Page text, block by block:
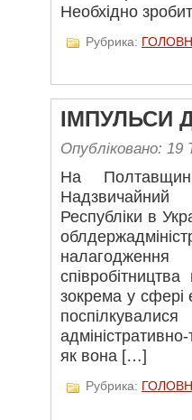
Необхідно
Рубрика:
ІМПУЛЬСИ
Опубліковано: 19
На
Республіки в
зокрема у сфері
як вона […]
Рубрика: